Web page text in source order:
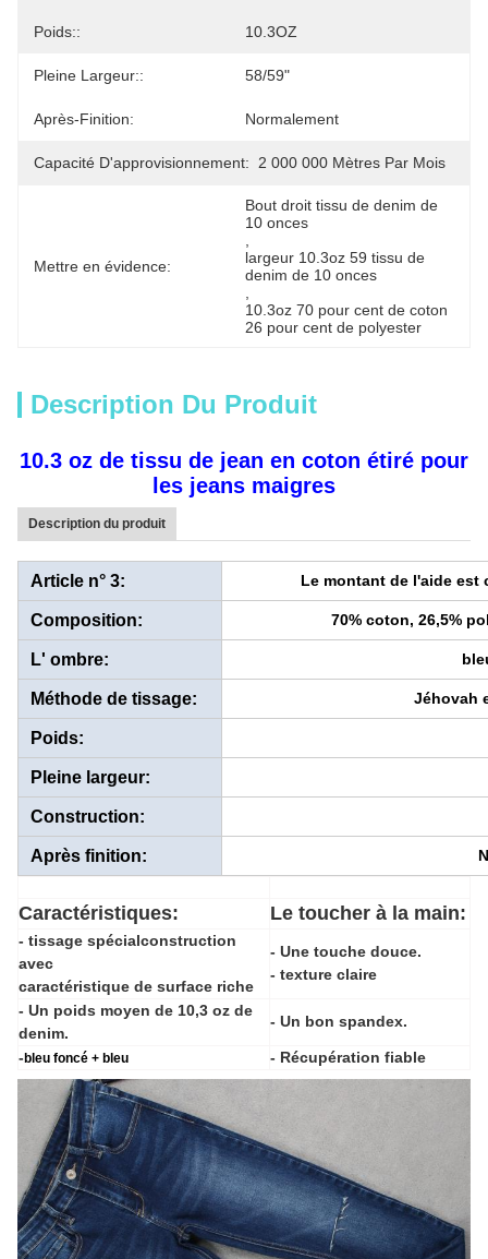
Poids:: 10.3OZ
Pleine Largeur:: 58/59"
Après-Finition: Normalement
Capacité D'approvisionnement: 2 000 000 Mètres Par Mois
Mettre en évidence:
Bout droit tissu de denim de
10 onces
largeur 10.3oz 59 tissu de
denim de 10 onces
10.3oz 70 pour cent de coton
26 pour cent de polyester
Description Du Produit
10.3 oz de tissu de jean en coton étiré pour
les jeans maigres
Description du produit
Article n° 3: Le montant de l'aide est
Composition: 70% coton, 26,5%
L' ombre:
Méthode de tissage: Jéhovah
Poids:
Pleine largeur:
Construction:
Après finition:
Caractéristiques: Le toucher à la main:
- tissage spécialconstruction
avec
caractéristique de surface riche
- Une touche douce.
- texture claire
- Un poids moyen de 10,3 oz de
denim.
- Un bon spandex.
- bleu foncé + bleu - Récupération fiable